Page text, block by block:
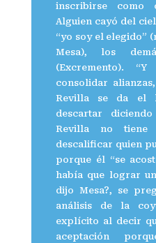
inscribirse como
Alguien cayó del
“yo soy el elegido”
Mesa), los
(Excremento).
consolidar
Revilla se da el
descartar
Revilla no
descalificar quien
porque él “se
había que lograr
dijo Mesa?, se
análisis de la
explícito al decir
aceptación